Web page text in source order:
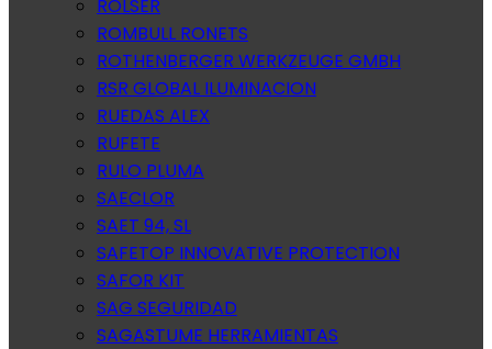
ROLSER
ROMBULL RONETS
ROTHENBERGER WERKZEUGE GMBH
RSR GLOBAL ILUMINACION
RUEDAS ALEX
RUFETE
RULO PLUMA
SAECLOR
SAET 94, SL
SAFETOP INNOVATIVE PROTECTION
SAFOR KIT
SAG SEGURIDAD
SAGASTUME HERRAMIENTAS